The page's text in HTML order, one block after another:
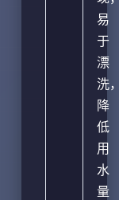
易
于
漂
洗
降
低
用
水
量